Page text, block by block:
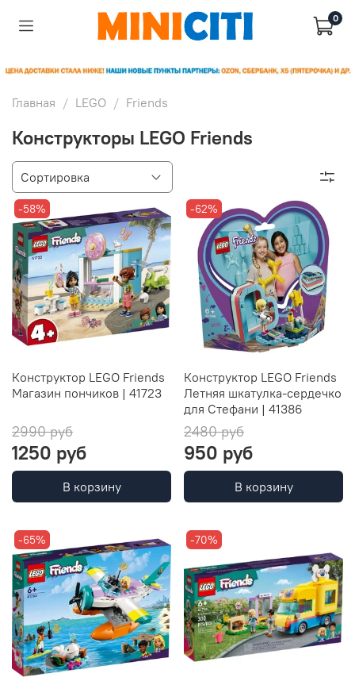
0
Главная LEGO Friends
Конструкторы LEGO Friends
-58%
Конструктор LEGO Friends
Магазин пончиков | 41723
2990 руб
1250 руб
В корзину
-62%
Конструктор LEGO Friends
Летняя шкатулка-сердечко
для Стефани | 41386
2480 руб
950 руб
В корзину
-65% -70%